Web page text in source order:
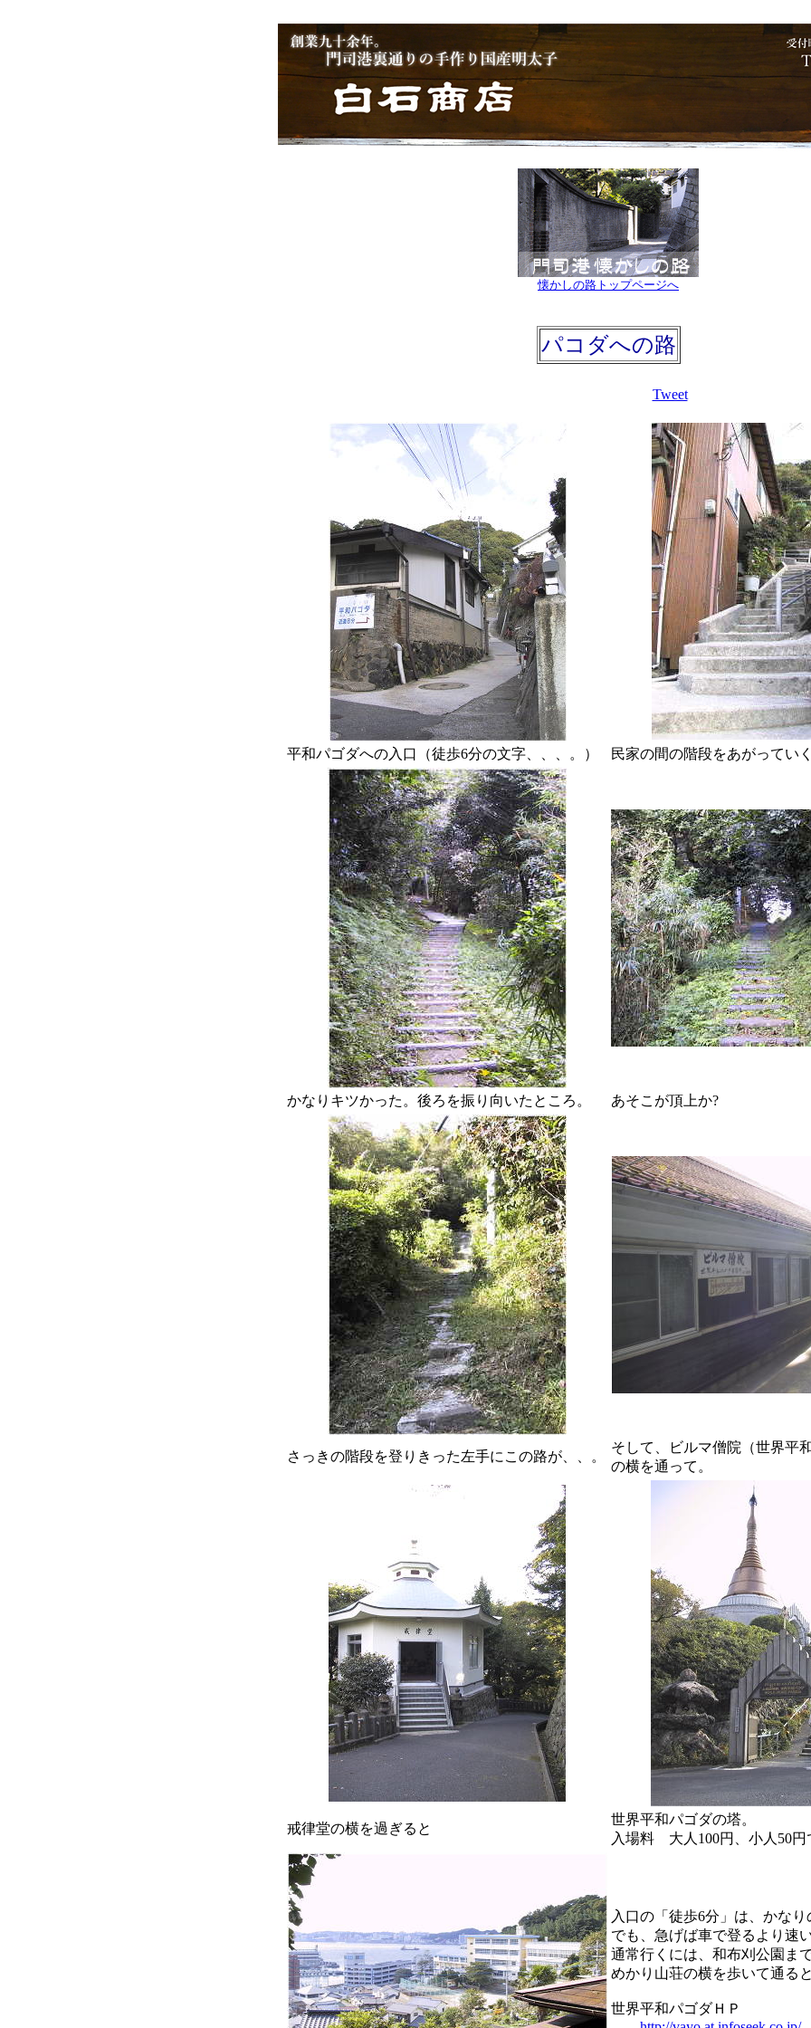
懐かしの路トップページへ
パコダへの路
Tweet
平和パゴダへの入口（徒歩6分の文字、、、。） 民家の間の階段をあがってい
かなりキツかった。後ろを振り向いたところ。 あそこが頂上か?
さっきの階段を登りきった左手にこの路が、、。
そして、ビルマ僧院（世界平
の横を通って。
戒律堂の横を過ぎると
世界平和パゴダの塔。
入場料 大人100円、小人50円
入口の「徒歩6分」は、かな
でも、急げば車で登るより速
通常行くには、和布刈公園ま
めかり山荘の横を歩いて通る
世界平和パゴダＨＰ